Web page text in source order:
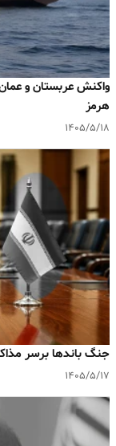
واکنش عربستان و
هرمز
۱۴۰۵/۵/۱۸
جنگ باندها برسر
۱۴۰۵/۵/۱۷